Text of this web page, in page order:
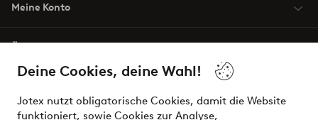
Deine Cookies, deine Wahl!
Jotex nutzt obligatorische Cookies, damit die Website
funktioniert, sowie Cookies zur Analyse,
Meine Konto